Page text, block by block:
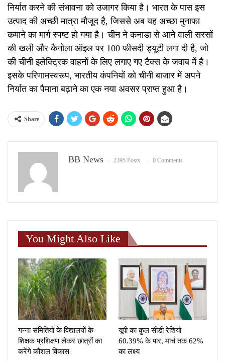
निर्यात करने की संभावना को उजागर किया है। भारत के पास इस
उत्पाद की अच्छी मात्रा मौजूद है, जिससे अब यह अच्छा मुनाफा
कमाने का मार्ग स्पष्ट हो गया है। चीन ने कनाडा से आने वाली सरसों
की खली और कैनोला ऑइल पर 100 फीसदी ड्यूटी लगा दी है, जो
की चीनी इलेक्ट्रिक वाहनों के लिए लगाए गए टैक्स के जवाब में है।
इसके परिणामस्वरूप, भारतीय कंपनियों को चीनी बाजार में अपने
निर्यात का पैमाना बढ़ाने का एक नया अवसर प्राप्त हुआ है।
Share
BB News 2395 Posts 0 Comments
You Might Also Like
गन्ना समितियों के विद्यालयों के
शिक्षक प्रशिक्षण लेकर छात्रों का
करेंगे कौशल विकास
यूपी का कुल सीडी रेशियो
60.39% के पार, मार्च तक 62%
का लक्ष्य